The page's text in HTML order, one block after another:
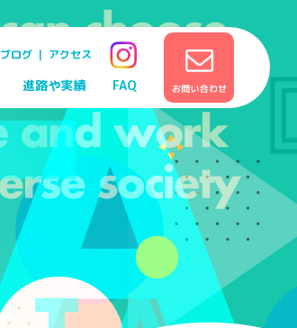
ブログ ｜ アクセス
進路や実績 FAQ